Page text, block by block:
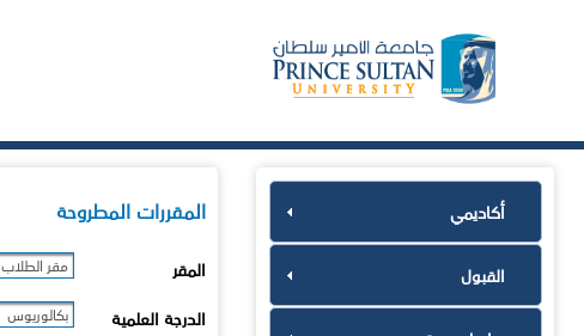
أكاديمي
القبول
المقررات المطروحة
المقر مقر الطلاب
الدرجة العلمية بكالوريوس